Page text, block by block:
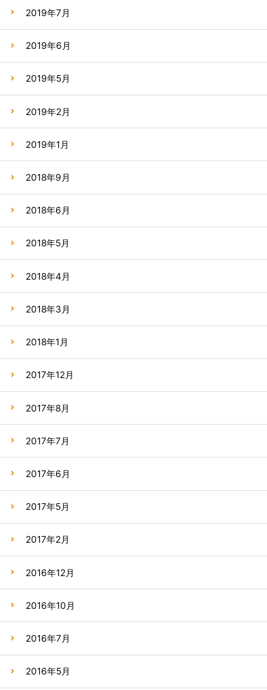
2019年7月
2019年6月
2019年5月
2019年2月
2019年1月
2018年9月
2018年6月
2018年5月
2018年4月
2018年3月
2018年1月
2017年12月
2017年8月
2017年7月
2017年6月
2017年5月
2017年2月
2016年12月
2016年10月
2016年7月
2016年5月